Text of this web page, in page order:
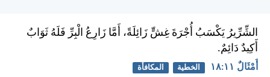
الشِّرِّيرُ يَكْسَبُ أُجْرَةَ غِشٍّ زَائِلَةً، أَمَّا زَارِعُ الْبِرِّ فَلَهُ ثَوَابٌ
أَكِيدٌ دَائِمٌ.
أَمْثَالٌ ١١:‏١٨ الخطية المكافأة